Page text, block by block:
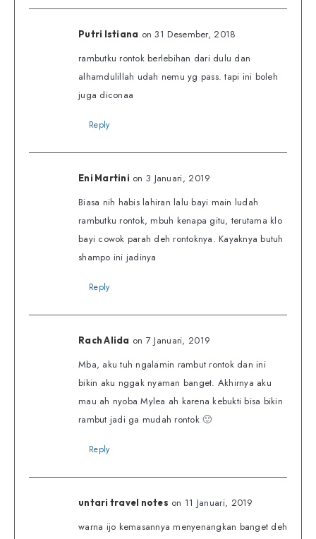
Putri Istiana on 31 Desember, 2018
rambutku rontok berlebihan dari dulu dan
alhamdulillah udah nemu yg pass. tapi ini boleh
juga diconaa
Reply
Eni Martini on 3 Januari, 2019
Biasa nih habis lahiran lalu bayi main ludah
rambutku rontok, mbuh kenapa gitu, terutama klo
bayi cowok parah deh rontoknya. Kayaknya butuh
shampo ini jadinya
Reply
Rach Alida on 7 Januari, 2019
Mba, aku tuh ngalamin rambut rontok dan ini
bikin aku nggak nyaman banget. Akhirnya aku
mau ah nyoba Mylea ah karena kebukti bisa bikin
rambut jadi ga mudah rontok 🙂
Reply
untari travel notes on 11 Januari, 2019
warna ijo kemasannya menyenangkan banget deh